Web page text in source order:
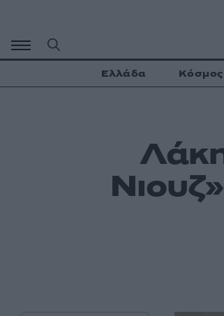
περιεχόμενο
Ελλάδα Κόσμος